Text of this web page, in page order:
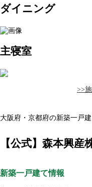
ダイニング
主寝室
>>
大阪府・京都府の新築一戸
【公式】森本興産
新築一戸建て情報